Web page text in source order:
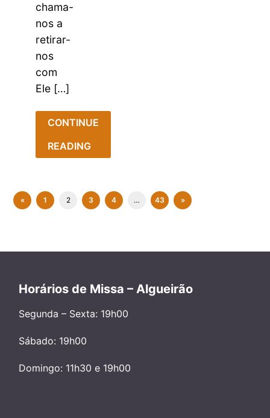
chama-
nos a
retirar-
nos
com
Ele […]
CONTINUE
READING
« 1 2 3 4 … 43 »
Horários de Missa – Algueirão
Segunda – Sexta: 19h00
Sábado: 19h00
Domingo: 11h30 e 19h00